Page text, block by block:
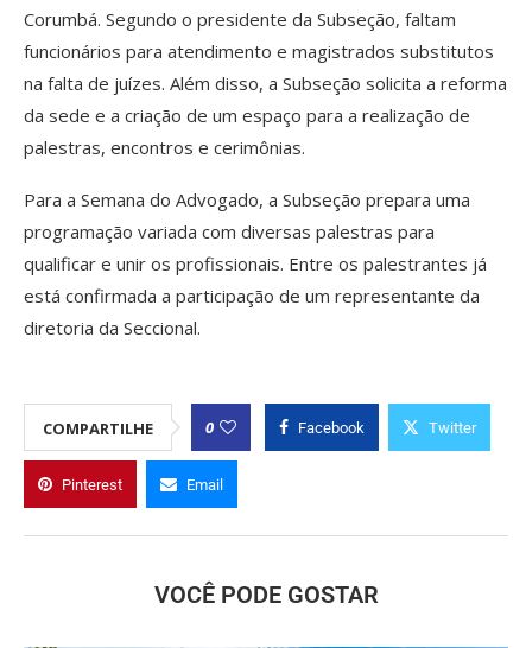
Corumbá. Segundo o presidente da Subseção, faltam
funcionários para atendimento e magistrados substitutos
na falta de juízes. Além disso, a Subseção solicita a reforma
da sede e a criação de um espaço para a realização de
palestras, encontros e cerimônias.
Para a Semana do Advogado, a Subseção prepara uma
programação variada com diversas palestras para
qualificar e unir os profissionais. Entre os palestrantes já
está confirmada a participação de um representante da
diretoria da Seccional.
COMPARTILHE 0 Facebook Twitter
Pinterest Email
VOCÊ PODE GOSTAR